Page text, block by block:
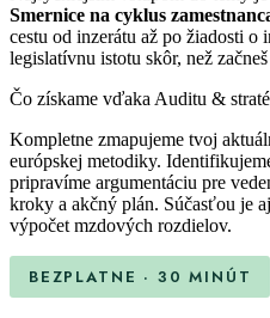
Smernice na cyklus
cestu od inzerátu až po žiadosti
legislatívnu istotu skôr, než
Čo získame vďaka Auditu &
Kompletne zmapujeme tvoj
európskej metodiky.
pripravíme argumentáciu pre
kroky a akčný plán. Súčasťou je
výpočet mzdových rozdielov.
BEZPLATNE · 30 MINÚT